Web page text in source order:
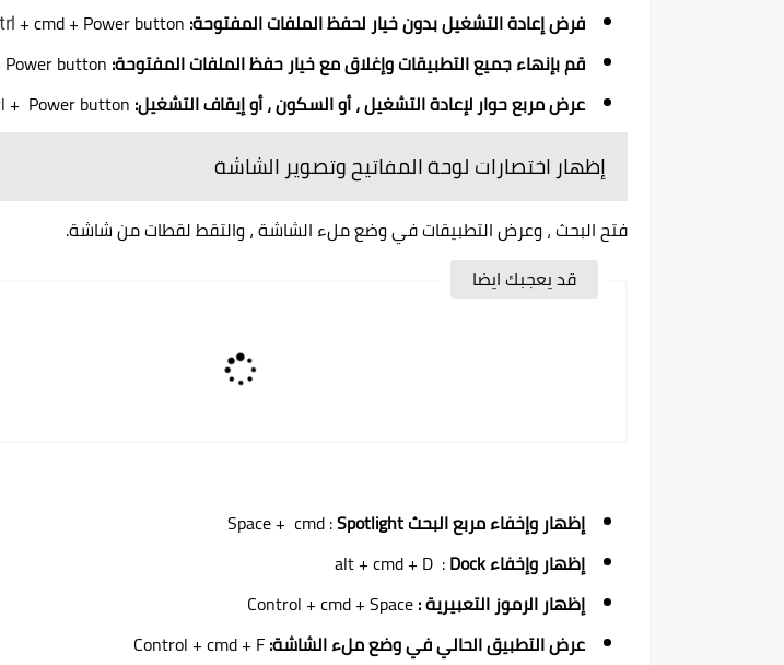
فرض إعادة التشغيل بدون خيار لحفظ الملفات المفتوحة: + cmd + Power button
قم بإنهاء جميع التطبيقات وإغلاق مع خيار حفظ الملفات المفتوحة:button
عرض مربع حوار لإعادة التشغيل ، أو السكون ، أو إيقاف التشغيل:
إظهار اختصارات لوحة المفاتيح وتصوير الشاشة
فتح البحث ، وعرض التطبيقات في وضع ملء الشاشة ، والتقط لقطات من شاشة.
قد يعجبك ايضا
إظهار وإخفاء مربع البحث Space + cmd :Spotlight
إظهار وإخفاء
alt + cmd + D :Dock
إظهار الرموز التعبيرية :
عرض التطبيق الحالي في وضع ملء الشاشة:Control + cmd + F